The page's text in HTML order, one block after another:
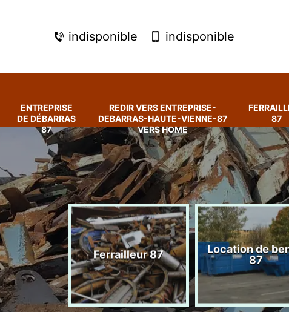
indisponible indisponible
ENTREPRISE
DE DÉBARRAS
87
REDIR VERS ENTREPRISE-
DEBARRAS-HAUTE-VIENNE-87
VERS HOME
87
de
87
Ferrailleur 87
Location de
87